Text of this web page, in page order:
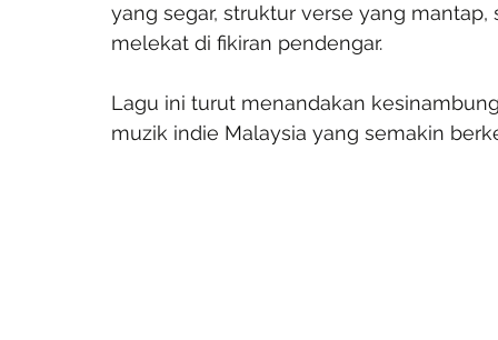
yang segar, struktur verse yang
melekat di fikiran pendengar.
Lagu ini turut menandakan
muzik indie Malaysia yang semakin